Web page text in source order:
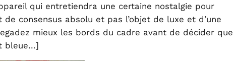
qui entretiendra une certaine nostalgie pour
consensus absolu et pas l’objet de luxe et d’une
mieux les bords du cadre avant de décider que
bleue…]